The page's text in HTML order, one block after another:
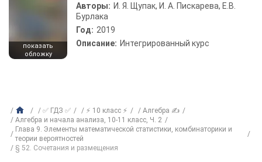
показать
обложку
Авторы: И. Я. Щупак, И. А. Пискарева, Е.В.
Бурлака
Год: 2019
Описание: Интегрированный курс
✅ ГДЗ ✅ ⚡ 10 класс ⚡
Алгебра ✍
Алгебра и начала анализа, 10-11 класс, Ч. 2
Глава 9. Элементы математической статистики, комбинаторики и
теории вероятностей
§ 52. Сочетания и размещения